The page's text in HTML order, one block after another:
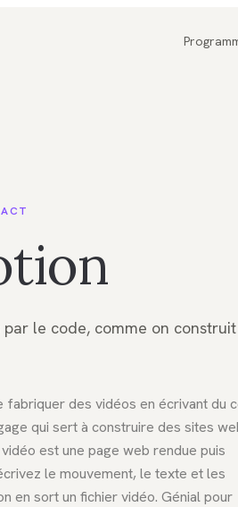
le code, comme on construit
fabriquer des vidéos en écrivant du
qui sert à construire des sites
est une page web rendue puis
le mouvement, le texte et les
en sort un fichier vidéo. Génial pour